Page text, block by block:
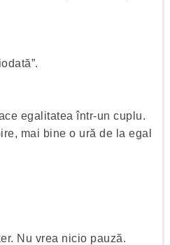
egalitatea într-un cuplu.
mai bine o ură de la egal
Nu vrea nicio pauză.